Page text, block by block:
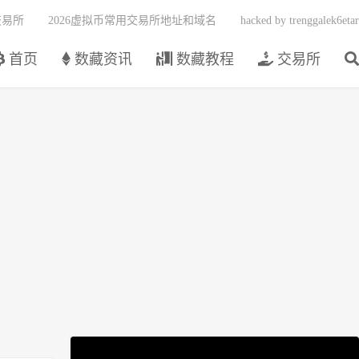
首页 数藏资讯 数藏教程 交易所
所 2026虚拟币常用交易所地址和域名 hacked by trenggalek6etar